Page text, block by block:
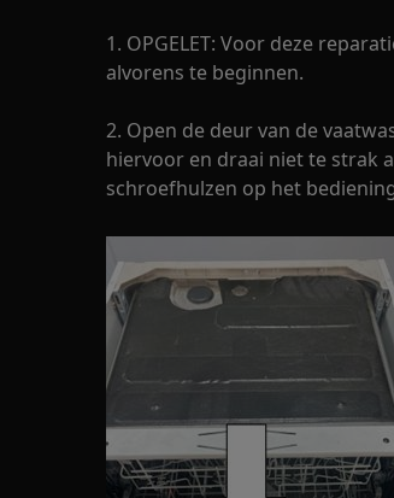
1. OPGELET: Voor deze
alvorens te beginnen.
2. Open de deur van de
hiervoor en draai niet te strak
schroefhulzen op het